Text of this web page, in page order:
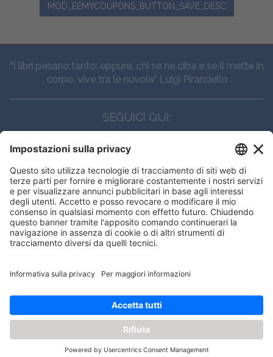
you get the best experience on our
Got it!
MOD_EEMYCOUPONS_BUTTON_SAVE_DESC
“I libri pesano tanto: eppure, chi se ne ciba e se li mette in
corpo, vive tra le nuvole” Luigi Pirandello
SEGUICI QUI:
CONTATTI
Edi.Ermes srl
Viale E. Forlanini, 21 - 20134, Milano
(+39)027021121
E-mail:eeinfo@eenet.it
ORARI
Lunedì — Giovedì: - 08:30 - 13:00 – 14:00 - 17:30
Venerdì: - 08:30 - 13:00 – 14:00 - 16:00